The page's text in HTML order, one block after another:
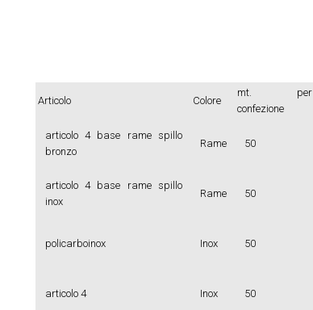
Articolo Colore
mt. per
confezione
articolo 4 base rame spillo
bronzo
Rame 50
articolo 4 base rame spillo
inox
Rame 50
policarboinox Inox 50
articolo 4 Inox 50